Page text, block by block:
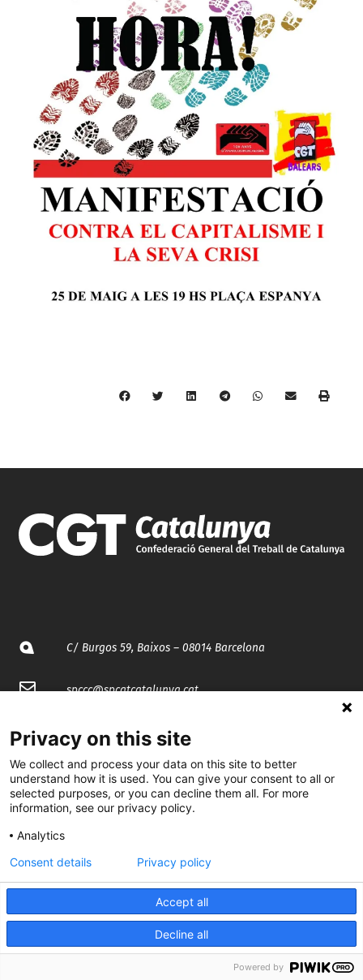
C/ Burgos 59, Baixos – 08014 Barcelona
spccc@spcgtcatalunya.cat
@CGTCatalunya
cgtcatalunya
CGTCatalunya
cgtcatalunya
Desenvolupat per
Privacy on this site
We collect and process your data on this site to better
understand how it is used. You can give your consent to all or
selected purposes, or you can decline them all. For more
information, see our privacy policy.
Analytics
Accept all
Decline all
Consent details Privacy policy
Powered by